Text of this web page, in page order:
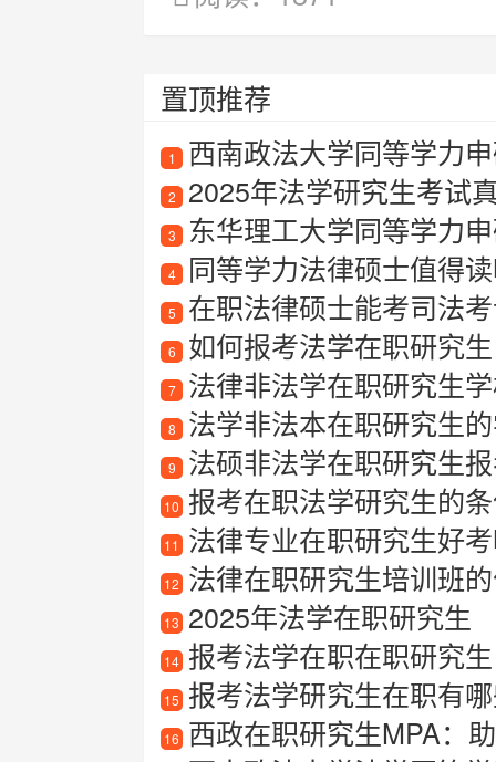
置顶推荐
1 西南政法大学同等学力
2 2025年法学研究生考试
3 东华理工大学同等学力
4 同等学力法律硕士值得
5 在职法律硕士能考司法
6 如何报考法学在职研究生
7 法律非法学在职研究生
8 法学非法本在职研究生
9 法硕非法学在职研究生
10 报考在职法学研究生的
11 法律专业在职研究生好
12 法律在职研究生培训班
13 2025年法学在职研究生
14 报考法学在职在职研究生
15 报考法学研究生在职有哪
16 西政在职研究生MPA：